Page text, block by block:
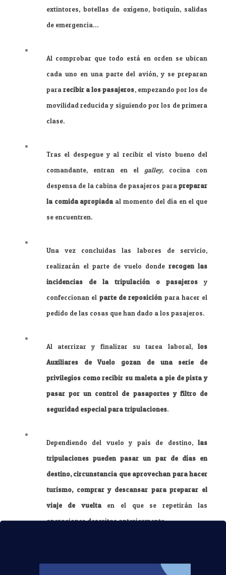
extintores, botellas de oxígeno, botiquín, salidas
de emergencia…
Al comprobar que todo está en orden se ubican
cada uno en una parte del avión, y se preparan
pararecibir a los pasajeros, empezando por los de
movilidad reducida y siguiendo por los de primera
clase.
Tras el despegue y al recibir el visto bueno del
comandante, entran en el galley, cocina con
despensa de la cabina de pasajeros parapreparar
la comida apropiada al momento del día en el que
se encuentren.
Una vez concluidas las labores de servicio,
realizarán el parte de vuelo donderecogen las
incidencias de la tripulación o pasajeros y
confeccionan el parte de reposición para hacer el
pedido de las cosas que han dado a los pasajeros.
Al aterrizar y finalizar su tarea laboral,los
Auxiliares de Vuelo gozan de una serie de
privilegios como recibir su maleta a pie de pista y
pasar por un control de pasaportes y filtro de
seguridad especial para tripulaciones.
Dependiendo del vuelo y país de destino,las
tripulaciones pueden pasar un par de días en
destino, circunstancia que aprovechan para hacer
turismo, comprar y descansar para preparar el
viaje de vueltaen el que se repetirán las
operaciones descritas anteriormente.
en laEscuela Superior Aeronáutica de Madrid